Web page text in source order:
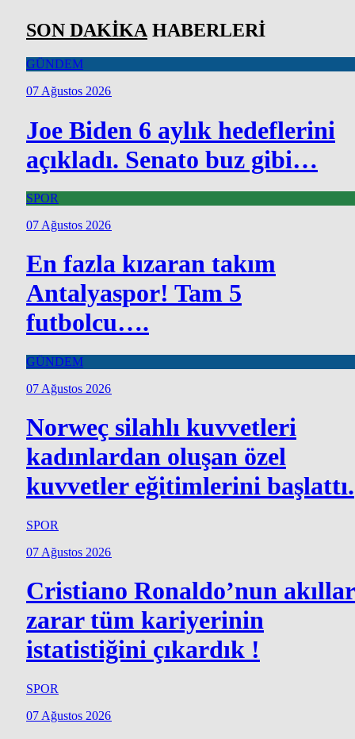
SON DAKİKA HABERLERİ
GÜNDEM
07 Ağustos 2026
Joe Biden 6 aylık hedeflerini
açıkladı. Senato buz gibi…
SPOR
07 Ağustos 2026
En fazla kızaran takım
Antalyaspor! Tam 5
futbolcu….
GÜNDEM
07 Ağustos 2026
Norweç silahlı kuvvetleri
kadınlardan oluşan özel
kuvvetler eğitimlerini başlattı.
SPOR
07 Ağustos 2026
Cristiano Ronaldo’nun
zarar tüm kariyerinin
istatistiğini çıkardık !
SPOR
07 Ağustos 2026